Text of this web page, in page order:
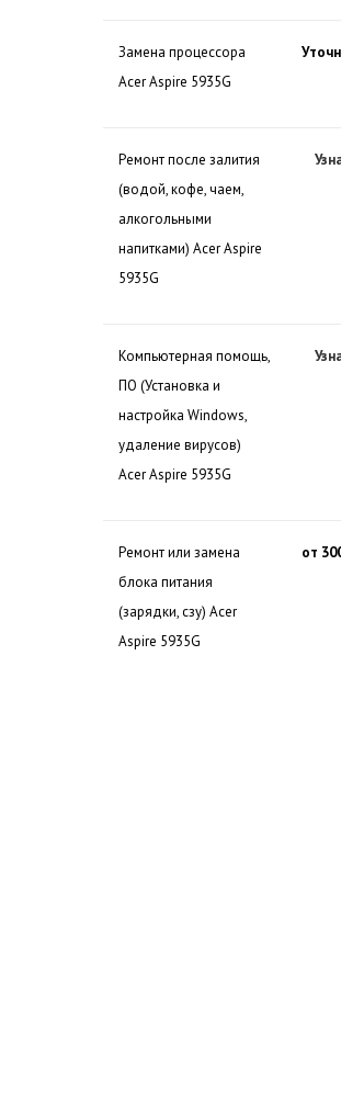
Замена процессора
Acer Aspire 5935G
Ремонт после залития
(водой, кофе, чаем,
алкогольными
напитками) Acer Aspire
5935G
Компьютерная помощь,
ПО (Установка и
настройка Windows,
удаление вирусов)
Acer Aspire 5935G
Ремонт или замена
блока питания
(зарядки, сзу) Acer
Aspire 5935G
от